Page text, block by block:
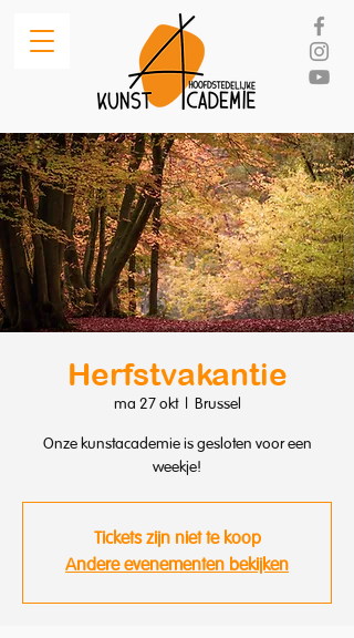
Herfstvakantie
ma 27 okt
  |
Brussel
Onze kunstacademie is gesloten voor een
weekje!
Tickets zijn niet te koop
Andere evenementen bekijken